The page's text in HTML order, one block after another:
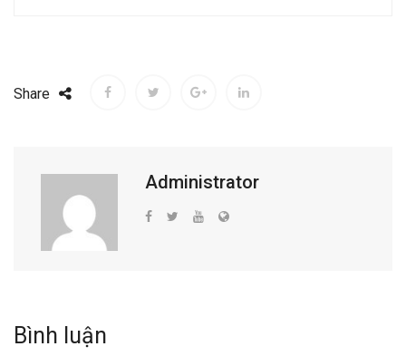
Share
Administrator
Bình luận